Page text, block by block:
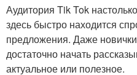
Аудитория Tik Tok
здесь быстро находится
предложения. Даже
достаточно начать
актуальное или полезное.